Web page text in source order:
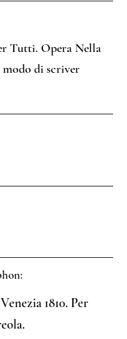
Tutti. Opera Nella
modo di scriver
1810. Per